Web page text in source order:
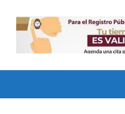
contenido